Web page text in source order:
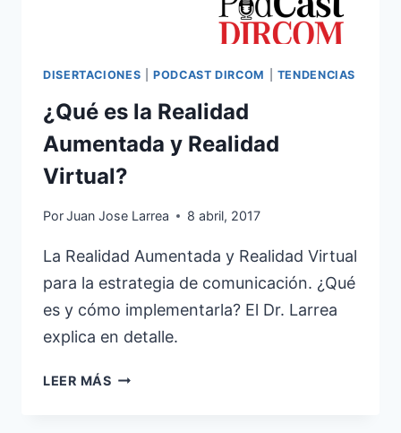
DISERTACIONES |PODCAST DIRCOM TENDENCIAS
¿Qué es la Realidad
Aumentada y Realidad
Virtual?
PorJuan Jose Larrea 8 abril, 2017
La Realidad Aumentada y Realidad Virtual
para la estrategia de comunicación. ¿Qué
es y cómo implementarla? El Dr. Larrea
explica en detalle.
LEER MÁS¿QUÉ